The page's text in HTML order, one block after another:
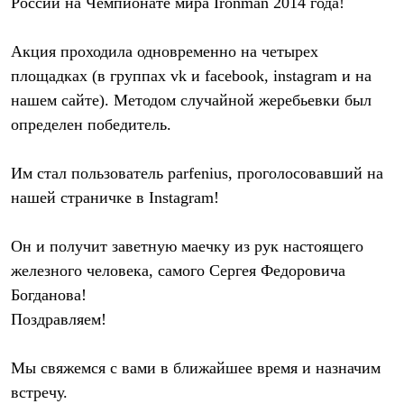
Брюки
Флисовая одежда
Куртки
Жилеты
Комбинезоны
Снаряжение
Палатки и тенты
Аксессуары для палаток
Экспедиционные
Легкоходные
Альпинистские
Городские
Спальные мешки
Комбинированные
Акция проходила одновременно на четырех
площадках (в группах vk и facebook, instagram и на
нашем сайте). Методом случайной жеребьевки был
определен победитель.
Им стал пользователь parfenius, проголосовавший на
нашей страничке в Instagram!
Он и получит заветную маечку из рук настоящего
железного человека, самого Сергея Федоровича
Богданова!
Поздравляем!
Мы свяжемся с вами в ближайшее время и назначим
встречу.